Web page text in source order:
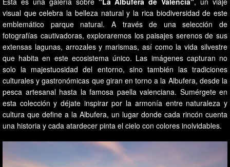
visual que celebra la belleza natural y la rica biodiversidad de este
emblemático parque natural. A través de una selección de
fotografías cautivadoras, exploraremos los paisajes serenos de sus
extensas lagunas, arrozales y marismas, así como la vida silvestre
que habita en este ecosistema único. Las imágenes capturan no
solo la majestuosidad del entorno, sino también las tradiciones
culturales y gastronómicas que giran en torno a la Albufera, desde la
pesca artesanal hasta la famosa paella valenciana. Sumérgete en
esta colección y déjate inspirar por la armonía entre naturaleza y
cultura que define a la Albufera, un lugar donde cada rincón cuenta
una historia y cada atardecer pinta el cielo con colores inolvidables.